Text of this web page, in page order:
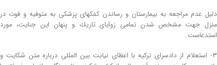
دلیل عدم مراجعه به بیمارستان و رساندن كمكهای پزشكی به متوفیه و فوت در
منزل جهت مشخص شدن تمامی زوایای تاریك و پنهان این جنایت، مورد
استدعاست.
3- استعلام از دادسرای تركیه با اعظای نیابت بین المللی درباره متن شكایت و